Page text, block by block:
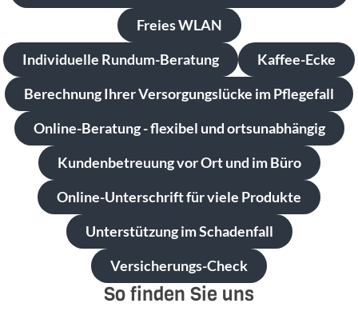
Freies WLAN
Individuelle Rundum-Beratung
Kaffee-Ecke
Berechnung Ihrer Versorgungslücke im Pflegefall
Online-Beratung - flexibel und ortsunabhängig
Kundenbetreuung vor Ort und im Büro
Online-Unterschrift für viele Produkte
Unterstützung im Schadenfall
Versicherungs-Check
So finden Sie uns